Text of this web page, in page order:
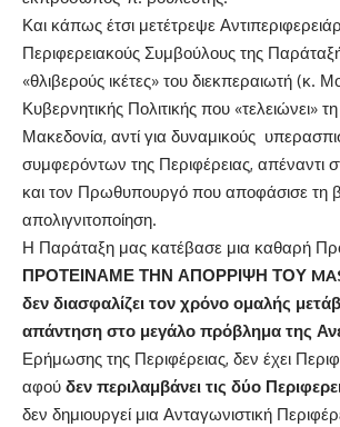
Και κάπως έτσι μετέτρεψε
Περιφερειακούς Συμβούλους της
«θλιβερούς ικέτες» του διεκπεραιωτή (κ.
Κυβερνητικής Πολιτικής που «τελειώνει»
Μακεδονία, αντί για δυναμικούς
συμφερόντων της Περιφέρειας, απέναντι
και τον Πρωθυπουργό που αποφάσισε τη
απολιγνιτοποίηση.
Η Παράταξη μας κατέβασε μια καθαρή
ΠΡΟΤΕΙΝΑΜΕ ΤΗΝ ΑΠΟΡΡΙΨΗ ΤΟΥ
δεν διασφαλίζει τον χρόνο ομαλής
απάντηση στο μεγάλο πρόβλημα της
Ερήμωσης της Περιφέρειας, δεν έχει
αφού δεν περιλαμβάνει τις δύο
δεν δημιουργεί μια Ανταγωνιστική